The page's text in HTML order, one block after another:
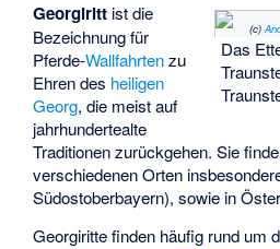
(c)
Das
Georgiritt ist die
Bezeichnung für
Pferde-Wallfahrtenzu
Ehren des heiligen
Georg, die meist auf
jahrhundertealte
Traditionen zurückgehen. Sie
verschiedenen Orten
Südostoberbayern), sowie in
Georgiritte finden häufig rund um